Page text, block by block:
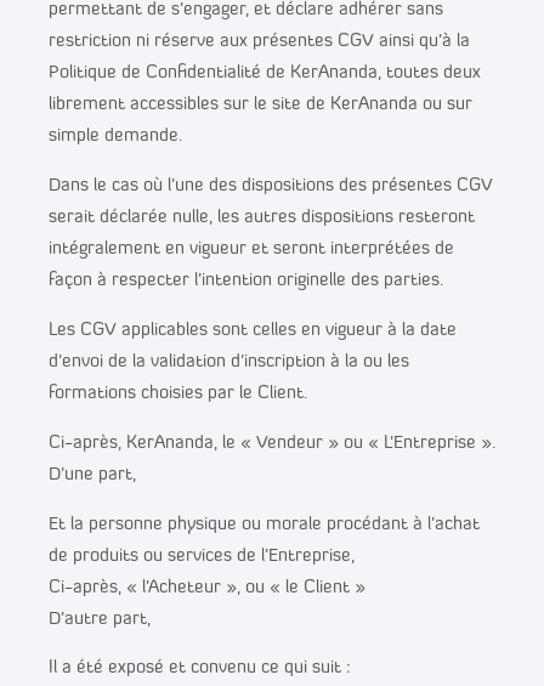
permettant de s’engager, et déclare adhérer sans
restriction ni réserve aux présentes CGV ainsi qu’à la
Politique de Confidentialité de KerAnanda, toutes deux
librement accessibles sur le site de KerAnanda ou sur
simple demande.
Dans le cas où l’une des dispositions des présentes CGV
serait déclarée nulle, les autres dispositions resteront
intégralement en vigueur et seront interprétées de
façon à respecter l’intention originelle des parties.
Les CGV applicables sont celles en vigueur à la date
d’envoi de la validation d’inscription à la ou les
formations choisies par le Client.
Ci-après, KerAnanda, le « Vendeur » ou « L’Entreprise ».
D’une part,
Et la personne physique ou morale procédant à l’achat
de produits ou services de l’Entreprise,
Ci-après, « l’Acheteur », ou « le Client »
D’autre part,
Il a été exposé et convenu ce qui suit :